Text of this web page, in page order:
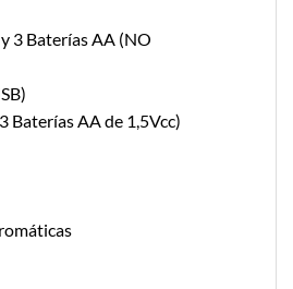
3 Baterías AA (NO
Baterías AA de 1,5Vcc)